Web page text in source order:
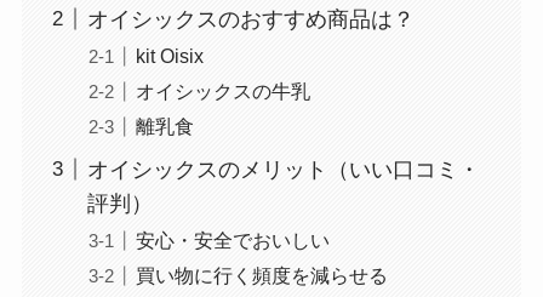
オイシックスのおすすめ商品は？
kit Oisix
オイシックスの牛乳
離乳食
オイシックスのメリット（いい口コミ・
評判）
安心・安全でおいしい
買い物に行く頻度を減らせる